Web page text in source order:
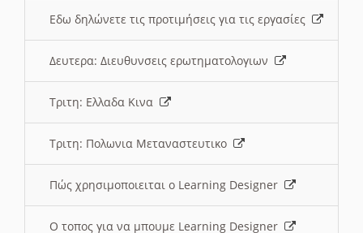
Εδω δηλώνετε τις προτιμήσεις για τις εργασίες
Δευτερα: Διευθυνσεις ερωτηματολογιων
Τριτη: Ελλαδα Κινα
Τριτη: Πολωνια Μεταναστευτικο
Πώς χρησιμοποιειται ο Learning Designer
O τοπος για να μπουμε Learning Designer